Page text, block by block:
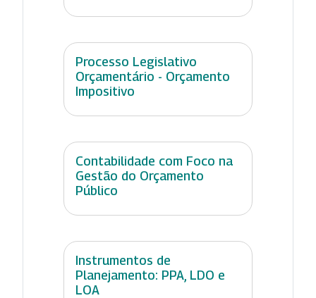
Processo Legislativo
Orçamentário - Orçamento
Impositivo
Contabilidade com Foco na
Gestão do Orçamento
Público
Instrumentos de
Planejamento: PPA, LDO e
LOA